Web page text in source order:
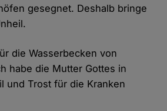
gesegnet. Deshalb bringe
die Wasserbecken von
habe die Mutter Gottes in
und Trost für die Kranken